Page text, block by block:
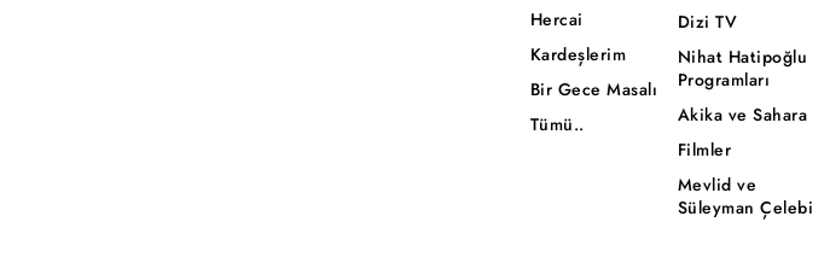
Hercai
Kardeşlerim
Bir Gece Masalı
Tümü..
Dizi TV
Nihat Hatipoğlu
Programları
Akika ve Sahara
Filmler
Mevlid ve
Süleyman Çelebi